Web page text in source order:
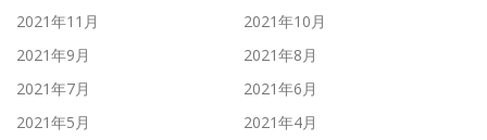
2021年11月
2021年10月
2021年9月
2021年8月
2021年7月
2021年6月
2021年5月
2021年4月